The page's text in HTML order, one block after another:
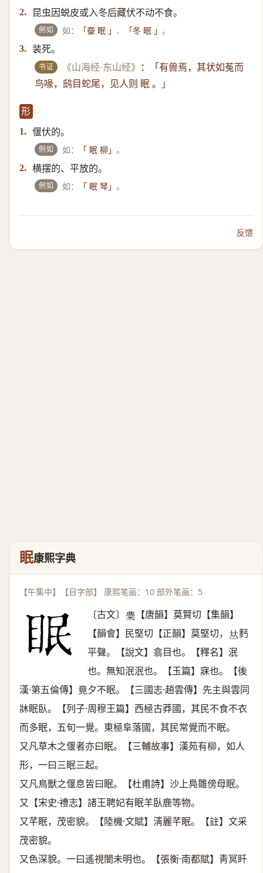
2. 昆虫因蜕皮或入冬后藏伏不动不食。
例如 如： 「蚕 眠 」 、 「冬 眠 」。
3. 装死。
书证 《山海经·东山经》 ：
「有兽焉，其状如菟而
鸟喙，鸱目蛇尾，见人则 眠 。」
形
1. 偃伏的。
例如 如： 「 眠 柳」。
2. 横摆的、平放的。
例如 如： 「 眠 琴」。
反馈
眠康熙字典
【午集中】【目字部】 康熙笔画：10 部外笔画：5
〔古文〕 𥺠
【唐韻】莫賢切【集韻】
【韻會】民堅切【正韻】莫堅切， 𠀤麫
平聲。【說文】翕目也。【釋名】泯
也。無知泯泯也。【玉篇】寐也。【後
漢·第五倫傳】竟夕不眠。【三國志·趙雲傳】先主與雲同
牀眠臥。【列子·周穆王篇】西極古莽國，其民不食不衣
而多眠，五旬一覺。東極阜落國，其民常覺而不眠。
又凡草木之偃者亦曰眠。【三輔故事】漢苑有柳，如人
形，一曰三眠三起。
又凡鳥獸之偃息皆曰眠。【杜甫詩】沙上鳧雛傍母眠。
又【宋史·禮志】諸王聘妃有眠羊臥鹿等物。
又芊眠，茂密貌。【陸機·文賦】淸麗芊眠。【註】文采
茂密貌。
又色深貌。一曰遙視闇未明也。【張衡·南都賦】靑冥䀒